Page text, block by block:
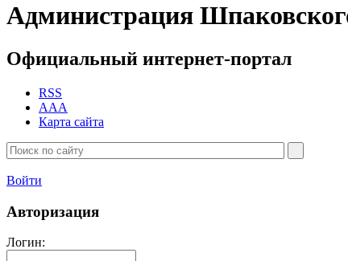
Администрация
Официальный интернет-портал
RSS
AAA
Карта сайта
Войти
Авторизация
Логин: